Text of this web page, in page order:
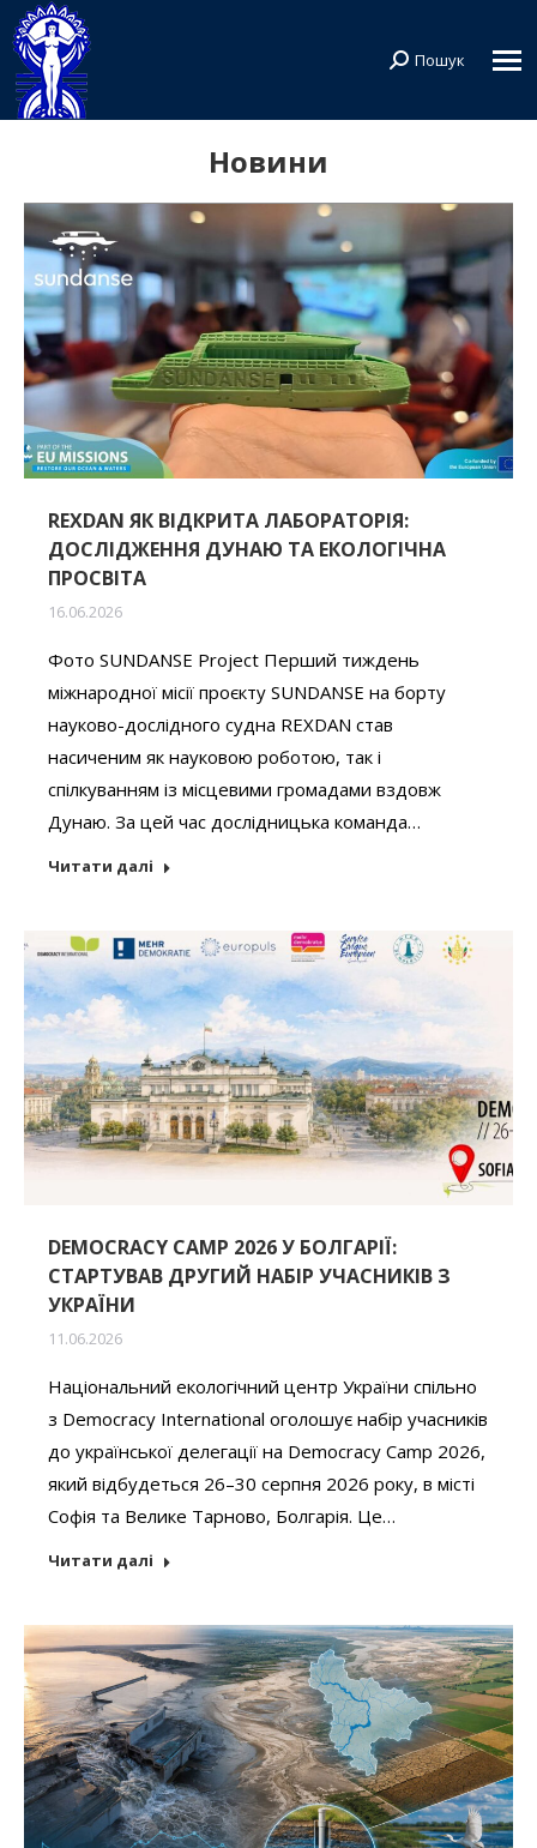
Search:
Пошук
Новини
REXDAN ЯК ВІДКРИТА ЛАБОРАТОРІЯ:
ДОСЛІДЖЕННЯ ДУНАЮ ТА ЕКОЛОГІЧНА
ПРОСВІТА
16.06.2026
Фото SUNDANSE Project Перший тиждень
міжнародної місії проєкту SUNDANSE на борту
науково-дослідного судна REXDAN став
насиченим як науковою роботою, так і
спілкуванням із місцевими громадами вздовж
Дунаю. За цей час дослідницька команда…
Читати далі
DEMOCRACY CAMP 2026 У БОЛГАРІЇ:
СТАРТУВАВ ДРУГИЙ НАБІР УЧАСНИКІВ З
УКРАЇНИ
11.06.2026
Національний екологічний центр України спільно
з Democracy International оголошує набір учасників
до української делегації на Democracy Camp 2026,
який відбудеться 26–30 серпня 2026 року, в місті
Софія та Велике Тарново, Болгарія. Це…
Читати далі